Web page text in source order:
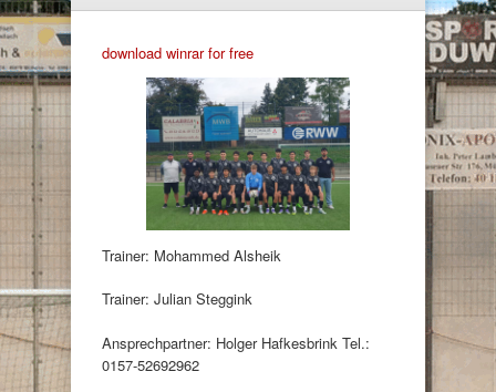
download winrar for free
Trainer: Mohammed Alsheik
Trainer: Julian Steggink
Ansprechpartner: Holger Hafkesbrink Tel.:
0157-52692962